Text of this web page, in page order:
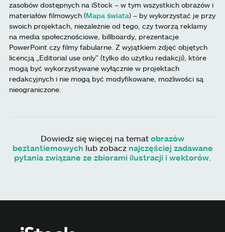
zasobów dostępnych na iStock – w tym wszystkich obrazów i
materiałów filmowych (Mapa świata) – by wykorzystać je przy
swoich projektach, niezależnie od tego, czy tworzą reklamy
na media społecznościowe, billboardy, prezentacje
PowerPoint czy filmy fabularne. Z wyjątkiem zdjęć objętych
licencją „Editorial use only” (tylko do użytku redakcji), które
mogą być wykorzystywane wyłącznie w projektach
redakcyjnych i nie mogą być modyfikowane, możliwości są
nieograniczone.
Dowiedz się więcej na temat obrazów
beztantiemowych lub zobacz najczęściej zadawane
pytania związane ze zbiorami ilustracji i wektorów